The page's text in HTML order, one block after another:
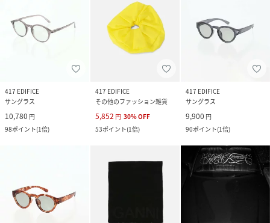
417 EDIFICE
サングラス
10,780 円
98ポイント(1倍)
417 EDIFICE
その他のファッション雑貨
5,852 円 30%OFF
53ポイント(1倍)
417 EDIFICE
サングラス
9,900 円
90ポイント(1倍)